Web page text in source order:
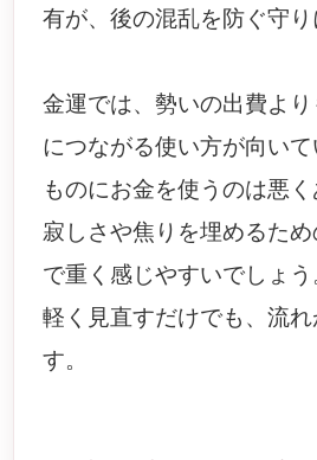
有が、後の混乱を防ぐ守り
金運では、勢いの出費よ
につながる使い方が向い
ものにお金を使うのは悪く
寂しさや焦りを埋めるた
で重く感じやすいでしょ
軽く見直すだけでも、流
す。